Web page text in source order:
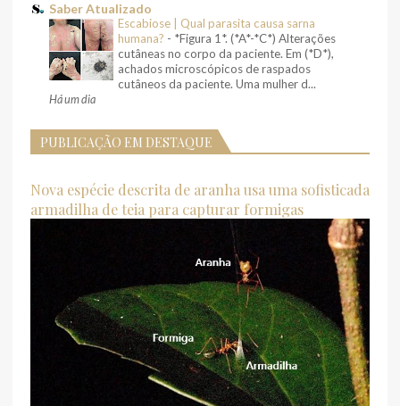
Saber Atualizado
Escabiose | Qual parasita causa sarna
humana? - *Figura 1*. (*A*-*C*) Alterações
cutâneas no corpo da paciente. Em (*D*),
achados microscópicos de raspados
cutâneos da paciente. Uma mulher d...
Há um dia
PUBLICAÇÃO EM DESTAQUE
Nova espécie descrita de aranha usa uma sofisticada
armadilha de teia para capturar formigas